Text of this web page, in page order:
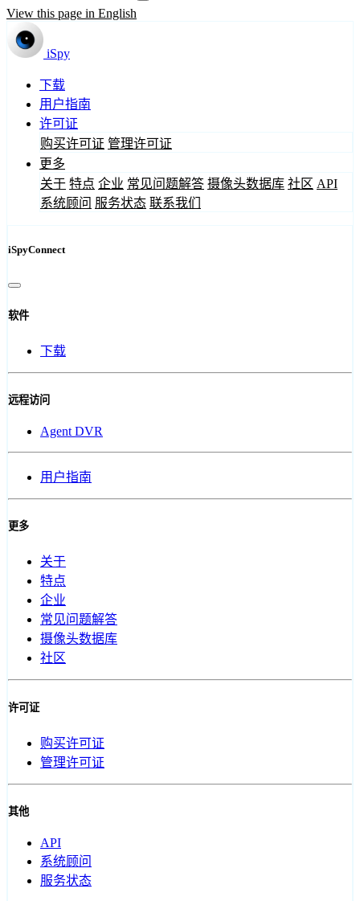
View this page in English
iSpy
下载
用户指南
许可证
购买许可证 管理许可证
更多
关于 特点 企业 常见问题解答 摄像头数据库 社区 API
系统顾问 服务状态 联系我们
iSpyConnect
软件
下载
远程访问
Agent DVR
用户指南
更多
关于
特点
企业
常见问题解答
摄像头数据库
社区
许可证
购买许可证
管理许可证
其他
API
系统顾问
服务状态